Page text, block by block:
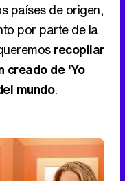
países de origen,
por parte de la
recopilar
creado de 'Yo
mundo.